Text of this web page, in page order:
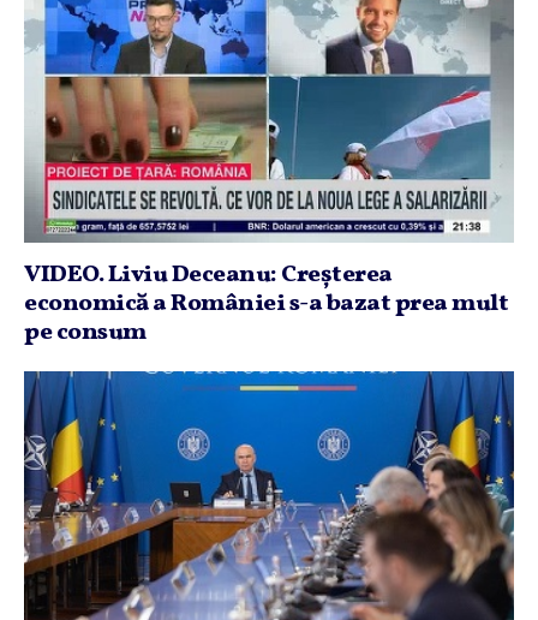
VIDEO. Liviu Deceanu: Creşterea
economică a României s-a bazat prea mult
pe consum